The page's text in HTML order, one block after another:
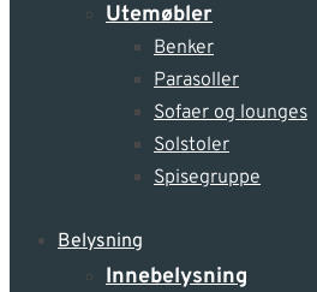
Utemøbler
Benker
Parasoller
Sofaer og lounges
Solstoler
Spisegruppe
Belysning
Innebelysning